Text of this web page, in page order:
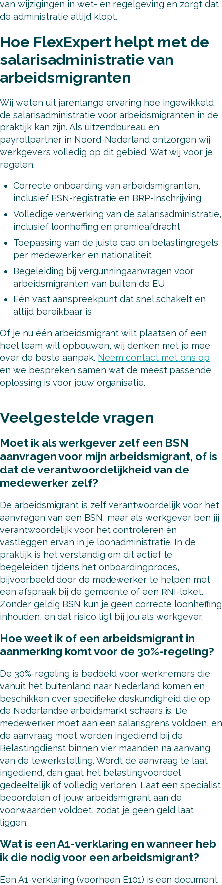
van wijzigingen in wet- en regelgeving en zorgt dat
de administratie altijd klopt.
Hoe FlexExpert helpt met de
salarisadministratie van
arbeidsmigranten
Wij weten uit jarenlange ervaring hoe ingewikkeld
de salarisadministratie voor arbeidsmigranten in de
praktijk kan zijn. Als uitzendbureau en
payrollpartner in Noord-Nederland ontzorgen wij
werkgevers volledig op dit gebied. Wat wij voor je
regelen:
Correcte onboarding van arbeidsmigranten,
inclusief BSN-registratie en BRP-inschrijving
Volledige verwerking van de salarisadministratie,
inclusief loonheffing en premieafdracht
Toepassing van de juiste cao en belastingregels
per medewerker en nationaliteit
Begeleiding bij vergunningaanvragen voor
arbeidsmigranten van buiten de EU
Eén vast aanspreekpunt dat snel schakelt en
altijd bereikbaar is
Of je nu één arbeidsmigrant wilt plaatsen of een
heel team wilt opbouwen, wij denken met je mee
over de beste aanpak. Neem contact met ons op
en we bespreken samen wat de meest passende
oplossing is voor jouw organisatie.
Veelgestelde vragen
Moet ik als werkgever zelf een BSN
aanvragen voor mijn arbeidsmigrant, of is
dat de verantwoordelijkheid van de
medewerker zelf?
De arbeidsmigrant is zelf verantwoordelijk voor het
aanvragen van een BSN, maar als werkgever ben jij
verantwoordelijk voor het controleren én
vastleggen ervan in je loonadministratie. In de
praktijk is het verstandig om dit actief te
begeleiden tijdens het onboardingproces,
bijvoorbeeld door de medewerker te helpen met
een afspraak bij de gemeente of een RNI-loket.
Zonder geldig BSN kun je geen correcte loonheffing
inhouden, en dat risico ligt bij jou als werkgever.
Hoe weet ik of een arbeidsmigrant in
aanmerking komt voor de 30%-regeling?
De 30%-regeling is bedoeld voor werknemers die
vanuit het buitenland naar Nederland komen en
beschikken over specifieke deskundigheid die op
de Nederlandse arbeidsmarkt schaars is. De
medewerker moet aan een salarisgrens voldoen, en
de aanvraag moet worden ingediend bij de
Belastingdienst binnen vier maanden na aanvang
van de tewerkstelling. Wordt de aanvraag te laat
ingediend, dan gaat het belastingvoordeel
gedeeltelijk of volledig verloren. Laat een specialist
beoordelen of jouw arbeidsmigrant aan de
voorwaarden voldoet, zodat je geen geld laat
liggen.
Wat is een A1-verklaring en wanneer heb
ik die nodig voor een arbeidsmigrant?
Een A1-verklaring (voorheen E101) is een document